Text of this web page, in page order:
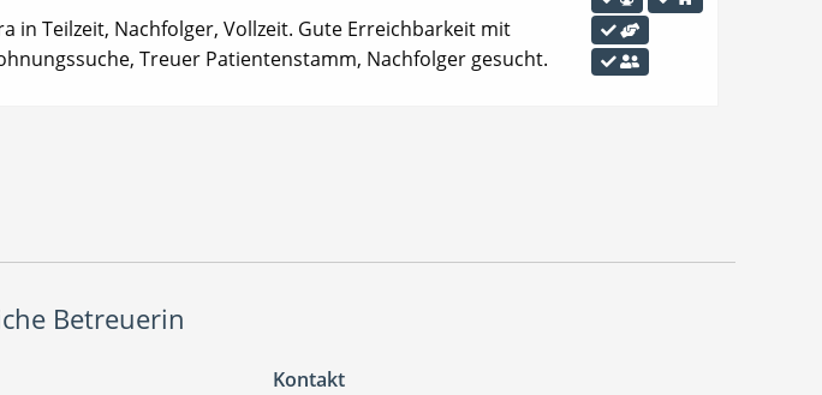
in Teilzeit, Nachfolger, Vollzeit. Gute Erreichbarkeit mit
Treuer Patientenstamm, Nachfolger gesucht.
Betreuerin
Kontakt